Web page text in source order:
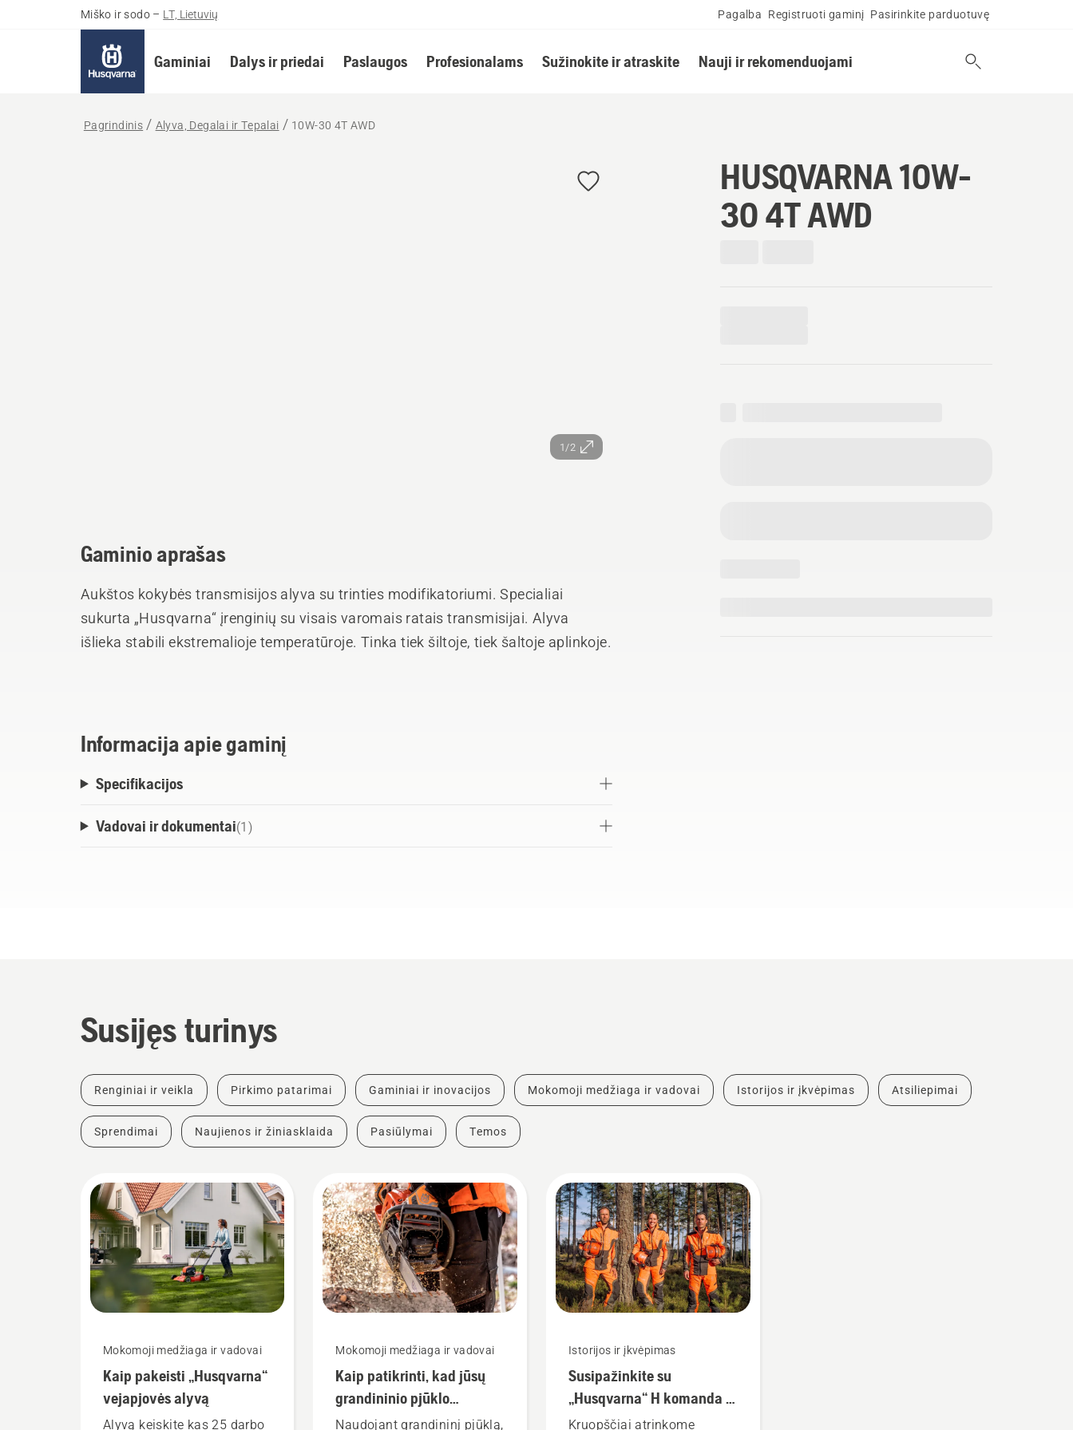
Miško ir sodo – LT, Lietuvių Pagalba Registruoti gaminį Pasirinkite parduotuvę
Gaminiai Dalys ir priedai Paslaugos Profesionalams Sužinokite ir atraskite Nauji ir rekomenduojami
Pagrindinis Alyva, Degalai ir Tepalai 10W-30 4T AWD
1/2
HUSQVARNA 10W-
30 4T AWD
Gaminio aprašas
Aukštos kokybės transmisijos alyva su trinties modifikatoriumi. Specialiai
sukurta „Husqvarna“ įrenginių su visais varomais ratais transmisijai. Alyva
išlieka stabili ekstremalioje temperatūroje. Tinka tiek šiltoje, tiek šaltoje aplinkoje.
Informacija apie gaminį
Specifikacijos
Vadovai ir dokumentai(1 )
Susijęs turinys
Renginiai ir veikla Pirkimo patarimai Gaminiai ir inovacijos Mokomoji medžiaga ir vadovai Istorijos ir įkvėpimas Atsiliepimai
Sprendimai Naujienos ir žiniasklaida Pasiūlymai Temos
Mokomoji medžiaga ir vadovai
Kaip pakeisti „Husqvarna“
vejapjovės alyvą
Alyvą keiskite kas 25 darbo
Mokomoji medžiaga ir vadovai
Kaip patikrinti, kad jūsų
grandininio pjūklo
grandinė sutepta tinkamai
Naudojant grandininį pjūklą,
Istorijos ir įkvėpimas
Susipažinkite su
„Husqvarna“ H komanda –
mūsų reikliausiais
Kruopščiai atrinkome